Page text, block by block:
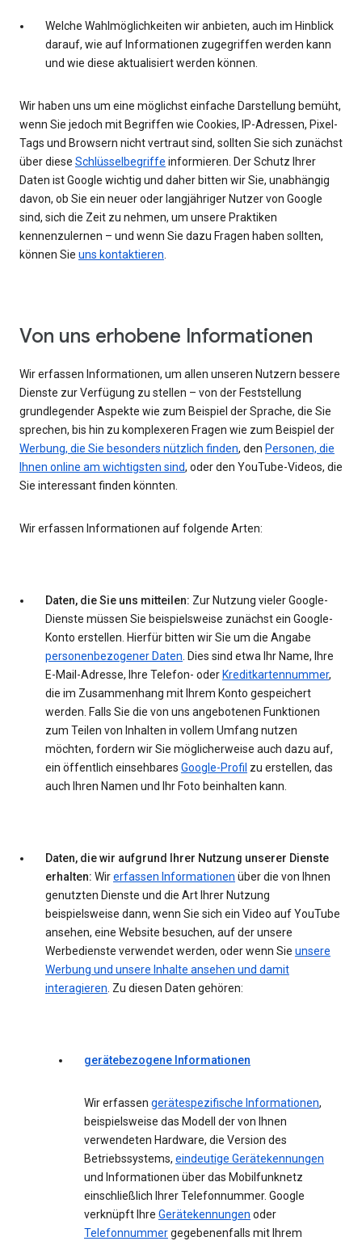
Welche Wahlmöglichkeiten wir anbieten, auch im Hinblick
darauf, wie auf Informationen zugegriffen werden kann
und wie diese aktualisiert werden können.
Wir haben uns um eine möglichst einfache Darstellung bemüht,
wenn Sie jedoch mit Begriffen wie Cookies, IP-Adressen, Pixel-
Tags und Browsern nicht vertraut sind, sollten Sie sich zunächst
über diese Schlüsselbegriffe informieren. Der Schutz Ihrer
Daten ist Google wichtig und daher bitten wir Sie, unabhängig
davon, ob Sie ein neuer oder langjähriger Nutzer von Google
sind, sich die Zeit zu nehmen, um unsere Praktiken
kennenzulernen – und wenn Sie dazu Fragen haben sollten,
können Sie uns kontaktieren.
Von uns erhobene Informationen
Wir erfassen Informationen, um allen unseren Nutzern bessere
Dienste zur Verfügung zu stellen – von der Feststellung
grundlegender Aspekte wie zum Beispiel der Sprache, die Sie
sprechen, bis hin zu komplexeren Fragen wie zum Beispiel der
Werbung, die Sie besonders nützlich finden, den Personen, die
Ihnen online am wichtigsten sind, oder den YouTube-Videos, die
Sie interessant finden könnten.
Wir erfassen Informationen auf folgende Arten:
Daten, die Sie uns mitteilen: Zur Nutzung vieler Google-
Dienste müssen Sie beispielsweise zunächst ein Google-
Konto erstellen. Hierfür bitten wir Sie um die Angabe
personenbezogener Daten. Dies sind etwa Ihr Name, Ihre
E-Mail-Adresse, Ihre Telefon- oder Kreditkartennummer,
die im Zusammenhang mit Ihrem Konto gespeichert
werden. Falls Sie die von uns angebotenen Funktionen
zum Teilen von Inhalten in vollem Umfang nutzen
möchten, fordern wir Sie möglicherweise auch dazu auf,
ein öffentlich einsehbares Google-Profil zu erstellen, das
auch Ihren Namen und Ihr Foto beinhalten kann.
Daten, die wir aufgrund Ihrer Nutzung unserer Dienste
erhalten: Wirerfassen Informationen über die von Ihnen
genutzten Dienste und die Art Ihrer Nutzung
beispielsweise dann, wenn Sie sich ein Video auf YouTube
ansehen, eine Website besuchen, auf der unsere
Werbedienste verwendet werden, oder wenn Sie unsere
Werbung und unsere Inhalte ansehen und damit
interagieren. Zu diesen Daten gehören:
gerätebezogene Informationen
Wir erfassen gerätespezifische Informationen,
beispielsweise das Modell der von Ihnen
verwendeten Hardware, die Version des
Betriebssystems, eindeutige Gerätekennungen
und Informationen über das Mobilfunknetz
einschließlich Ihrer Telefonnummer. Google
verknüpft Ihre Gerätekennungen oder
Telefonnummergegebenenfalls mit Ihrem